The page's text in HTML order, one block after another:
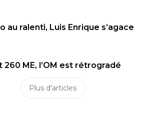
au ralenti, Luis Enrique s’agace
ME, l’OM est rétrogradé
Plus d'articles